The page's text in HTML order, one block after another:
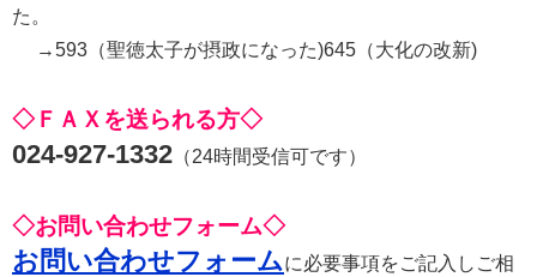
た。
→593（聖徳太子が摂政になった)645（大化の改新)
◇ＦＡＸを送られる方◇
024-927-1332 （24時間受信可です）
◇お問い合わせフォーム◇
お問い合わせフォームに必要事項をご記入しご相